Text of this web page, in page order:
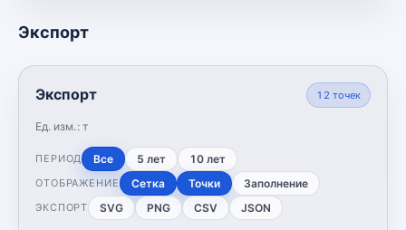
Экспорт
Экспорт
Ед. изм.: т
12 точек
ПЕРИОД Все 5 лет 10 лет
ОТОБРАЖЕНИЕ Сетка Точки Заполнение
ЭКСПОРТ SVG PNG CSV JSON